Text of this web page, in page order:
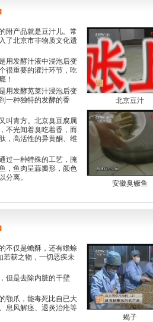
附产品就是豆汁儿。常
了北京市非物质文化遗
用发酵汁液中浸泡后变
很重要的灌汁环节，吃
！
用发酵苋菜汁浸泡后变
一种独特的发酵的香
叫青方。北京臭豆腐属
不光闻着臭吃着香，而
，高活性的异黄酮、维
过一种特殊的工艺，腌
，鱼肉呈蒜瓣形，颜色
分离。
北京豆汁
安徽臭鳜鱼
不仅是蟾酥，还有蟾蜍
若获之物，一切恶疾未
但是去除内脏的干壁
颚爪，能毒死比自已大
息风解痉、退炎治疮等
蝎子